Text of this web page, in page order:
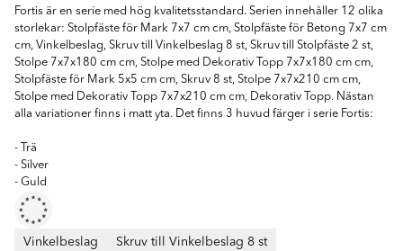
Fortis är en serie med hög kvalitetsstandard. Serien innehåller 12 olika
storlekar: Stolpfäste för Mark 7x7 cm cm, Stolpfäste för Betong 7x7 cm
cm, Vinkelbeslag, Skruv till Vinkelbeslag 8 st, Skruv till Stolpfäste 2 st,
Stolpe 7x7x180 cm cm, Stolpe med Dekorativ Topp 7x7x180 cm cm,
Stolpfäste för Mark 5x5 cm cm, Skruv 8 st, Stolpe 7x7x210 cm cm,
Stolpe med Dekorativ Topp 7x7x210 cm cm, Dekorativ Topp. Nästan
alla variationer finns i matt yta. Det finns 3 huvud färger i serie Fortis:
- Trä
- Silver
- Guld
Vinkelbeslag Skruv till Vinkelbeslag 8 st